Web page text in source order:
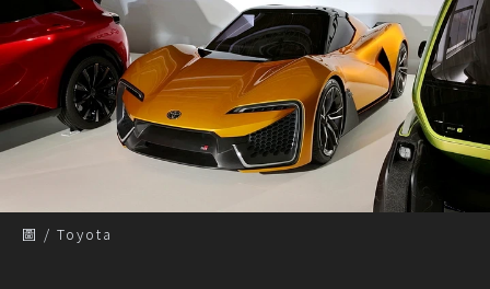
圖 / Toyota